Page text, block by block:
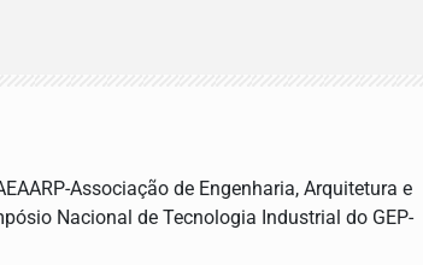
Associação de Engenharia, Arquitetura e
Nacional de Tecnologia Industrial do GEP-